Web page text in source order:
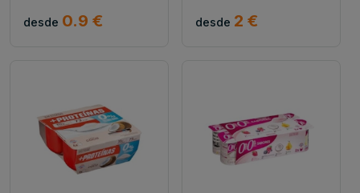
desde 0.9 € desde 2 €